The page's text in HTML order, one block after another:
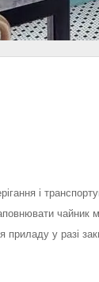
і
чайник
приладу у разі